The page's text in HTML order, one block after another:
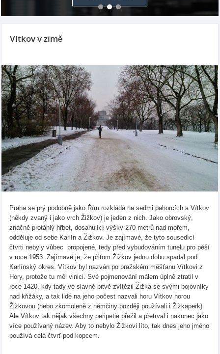
Vítkov v zimě
Praha se prý podobně jako Řím rozkládá na sedmi pahorcích a Vítkov
(někdy zvaný i jako vrch Žižkov) je jeden z nich. Jako obrovský,
značně protáhlý hřbet, dosahující výšky 270 metrů nad mořem,
odděluje od sebe Karlín a Žižkov. Je zajímavé, že tyto sousedící
čtvrti nebyly vůbec propojené, tedy před vybudováním tunelu pro pěší
v roce 1953. Zajímavé je, že přitom Žižkov jednu dobu spadal pod
Karlínský okres. Vítkov byl nazván po pražském měšťanu Vítkovi z
Hory, protože tu měl vinici. Své pojmenování málem úplně ztratil v
roce 1420, kdy tady ve slavné bitvě zvítězil Žižka se svými bojovníky
nad křižáky, a tak lidé na jeho počest nazvali horu Vítkov horou
Žižkovou (nebo zkomoleně z němčiny později používali i Žižkaperk).
Ale Vítkov tak nějak všechny peripetie přežil a přetrval i nakonec jako
více používaný název. Aby to nebylo Žižkovi líto, tak dnes jeho jméno
používá celá čtvrť pod kopcem.